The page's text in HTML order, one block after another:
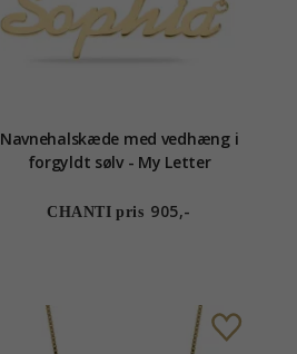
Navnehalskæde med vedhæng i
forgyldt sølv - My Letter
CHANTI pris 905,-